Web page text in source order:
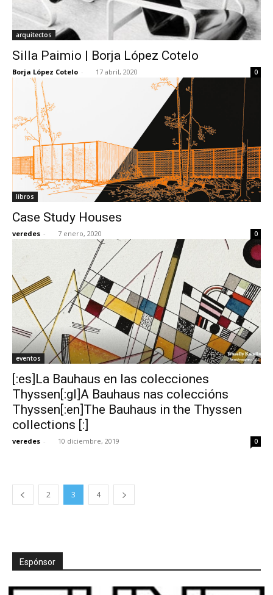
arquitectos
Silla Paimio | Borja López Cotelo
Borja López Cotelo - 17 abril, 2020 0
libros
Case Study Houses
veredes - 7 enero, 2020 0
eventos
[:es]La Bauhaus en las colecciones
Thyssen[:gl]A Bauhaus nas coleccións
Thyssen[:en]The Bauhaus in the Thyssen
collections [:]
veredes - 10 diciembre, 2019 0
2 3 4
Espónsor